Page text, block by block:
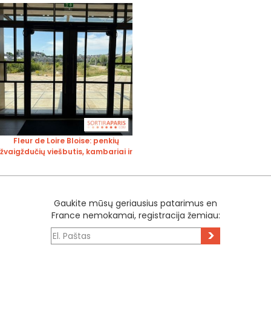
Fleur de Loire Bloise: penkių
žvaigždučių viešbutis, kambariai ir
Gaukite mūsų geriausius patarimus en
France nemokamai, registracija žemiau:
>